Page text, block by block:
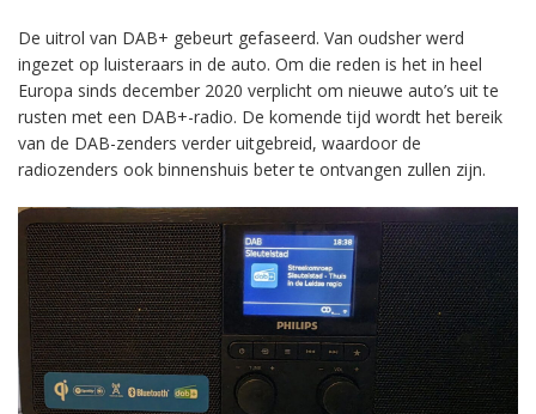
De uitrol van DAB+ gebeurt gefaseerd. Van oudsher werd
ingezet op luisteraars in de auto. Om die reden is het in heel
Europa sinds december 2020 verplicht om nieuwe auto’s uit te
rusten met een DAB+-radio. De komende tijd wordt het bereik
van de DAB-zenders verder uitgebreid, waardoor de
radiozenders ook binnenshuis beter te ontvangen zullen zijn.